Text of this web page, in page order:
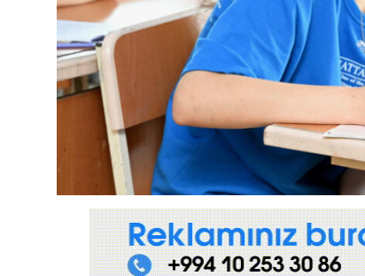
Regionlar
Qəzetin PDF arxivi
İctimai şura